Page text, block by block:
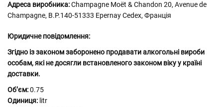
Адреса виробника:Champagne Moët & Chandon 20, Avenue de
Champagne, B.P.140-51333 Epernay Cedex, Франція
Юридичне повідомлення:
Згідно із законом заборонено продавати алкогольні вироби
особам, які не досягли встановленого законом віку у країні
доставки.
Обʼєм:0.75
Одиниця: litr